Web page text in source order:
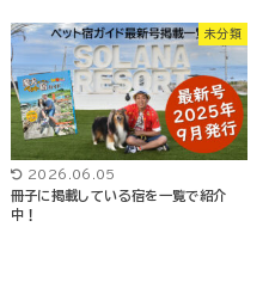
未分類
2026.06.05
冊子に掲載している宿を一覧で紹介
中！